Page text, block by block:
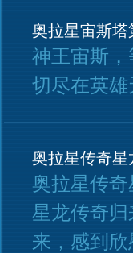
奥拉星宙斯塔
神王宙斯
切尽在英
奥拉星传奇星
奥拉星传
星龙传奇
来，感到欣